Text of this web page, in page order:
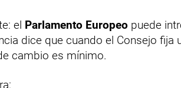
el Parlamento Europeo puede
dice que cuando el Consejo fija
cambio es mínimo.